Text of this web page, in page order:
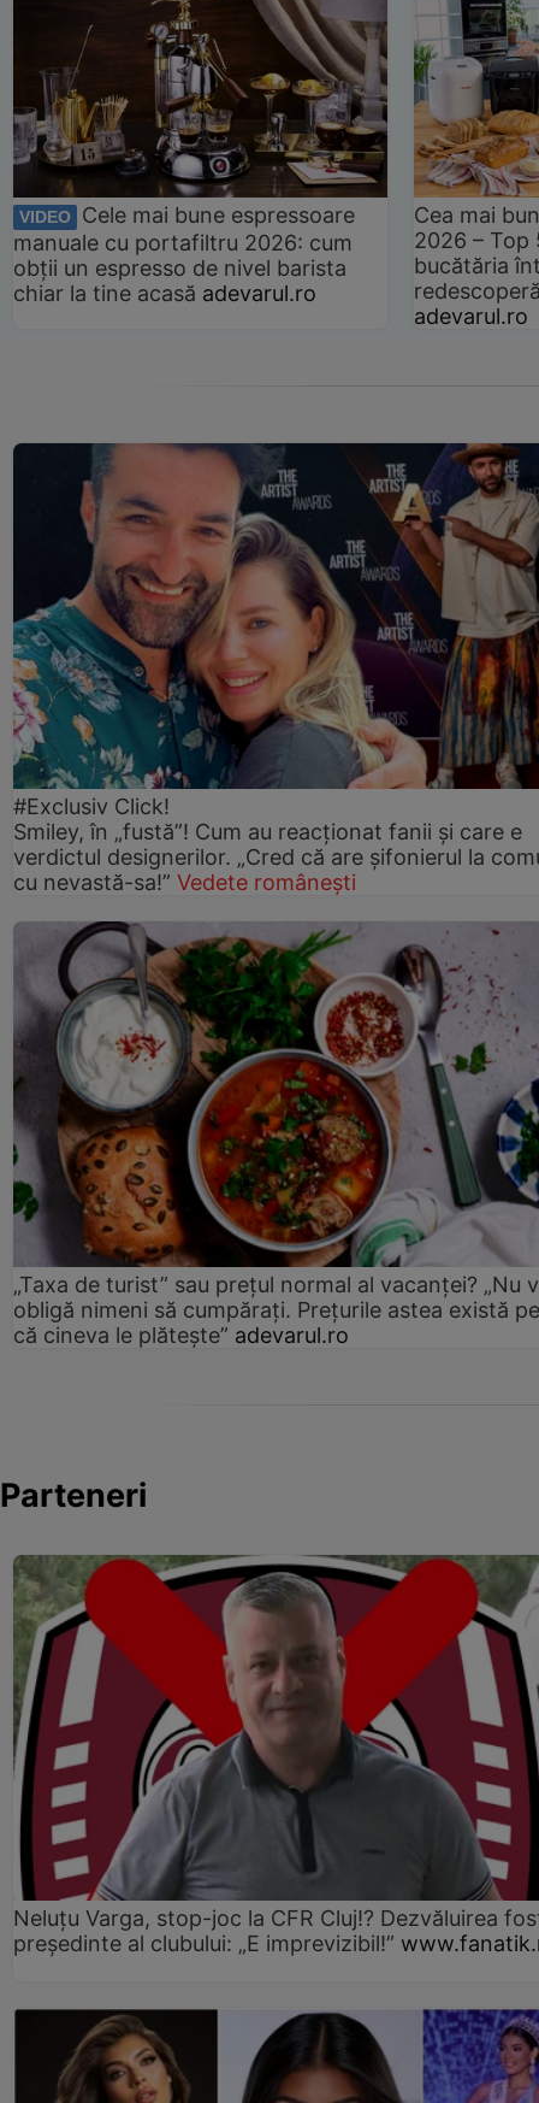
VIDEO
Cele mai bune espressoare
manuale cu portafiltru 2026: cum
obții un espresso de nivel barista
chiar la tine acasă adevarul.ro
Cea mai
2026 –
bucătăria
adevarul.ro
#Exclusiv Click!
Smiley, în „fustă”! Cum au reacționat fanii și care e
verdictul designerilor. „Cred că are șifonierul la
cu nevastă-sa!” Vedete românești
„Taxa de turist” sau prețul normal al vacanței? „Nu
obligă nimeni să cumpărați. Prețurile astea există
că cineva le plătește” adevarul.ro
Parteneri
Neluțu Varga, stop-joc la CFR Cluj!? Dezvăluirea
președinte al clubului: „E imprevizibil!”